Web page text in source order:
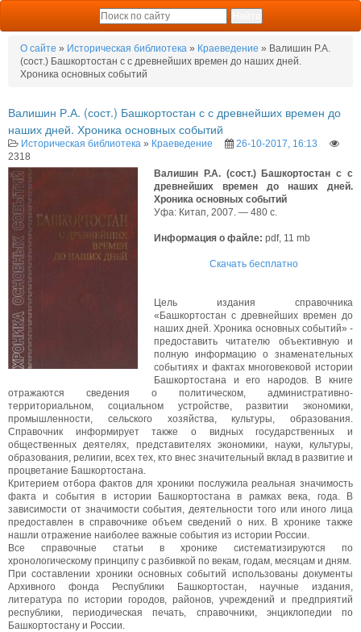
О сайте » Историческая библиотека » Краеведение » Валишин Р.А.
(сост.) Башкортостан с с древнейших времен до наших дней.
Хроника основных событий
Валишин Р.А. (сост.) Башкортостан с с древнейших времен до
наших дней. Хроника основных событий
Историческая библиотека » Краеведение
26-10-2017, 16:13
2318
Валишин Р.А. (сост.) Башкортостан с с
древнейших времен до наших дней.
Хроника основных событий
Уфа: Китап, 2007. — 480 с.
Информация о файле: pdf, 11 mb
Скачать бесплатно
Цель издания справочника
«Башкортостан с древнейших времен до
наших дней. Хроника основных событий» -
предоставить читателю объективную и
полную информацию о знаменательных
событиях и фактах многовековой истории
Башкортостана и его народов. В книге
отражаются сведения о политическом, административно-
территориальном, социальном устройстве, развитии экономики,
промышленности, сельского хозяйства, культуры, образования.
Справочник информирует также о видных государственных и
общественных деятелях, представителях экономики, науки, культуры,
образования, религии, всех тех, кто внес значительный вклад в развитие и
процветание Башкортостана.
Критерием отбора фактов для хроники послужила реальная значимость
факта и события в истории Башкортостана в рамках века, года. В
зависимости от значимости события, деятельности того или иного лица
предоставлен в справочнике объем сведений о них. В хронике также
нашли отражение наиболее важные события из истории России.
Все справочные статьи в хронике систематизируются по
хронологическому принципу с разбивкой по векам, годам, месяцам и дням.
При составлении хроники основных событий использованы документы
Архивного фонда Республики Башкортостан, научные издания,
литература по истории городов, районов, учреждений и предприятий
республики, периодическая печать, справочники, энциклопедии по
Башкортостану и России.